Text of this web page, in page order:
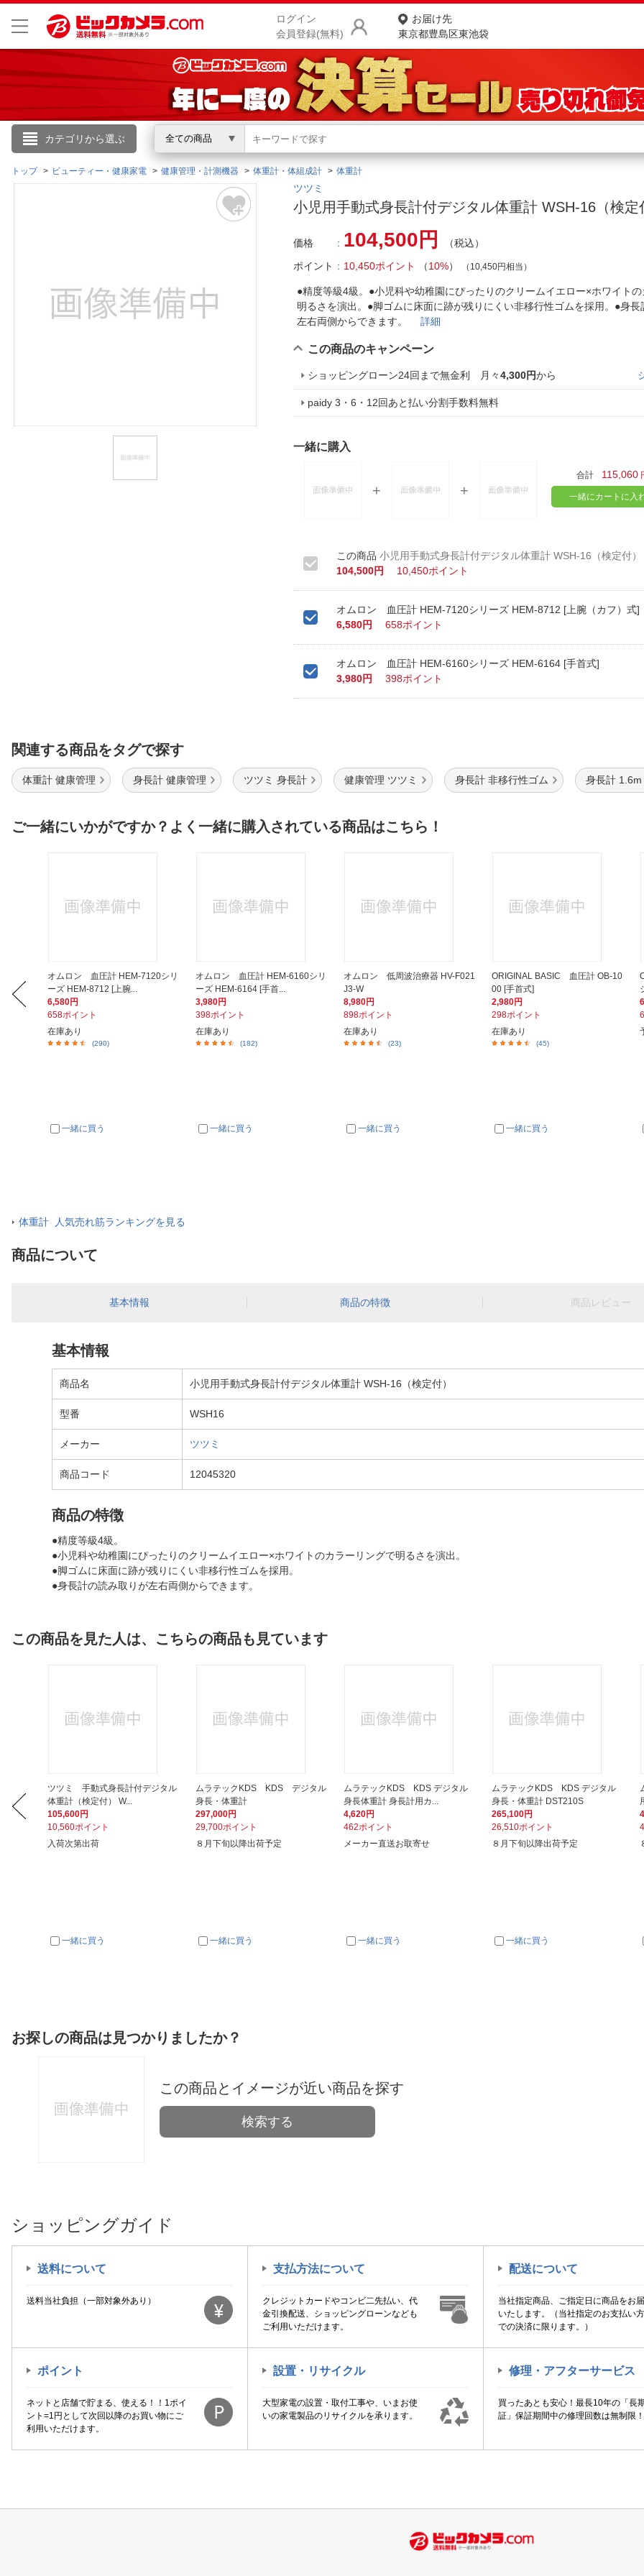
ログイン
会員登録(無料)
お届け先
東京都豊島区東池袋
カテゴリから選ぶ 全ての商品
こんにちは
ログイン
閲覧履歴
商品をさがす
ランキングからさがす
お客様サポート
ご利用ガイド
よくある質問・お問合せ
トップ ビューティー・健康家電 健康管理・計測機器 体重計・体組成計 体重計
ツツミ
小児用手動式身長計付デジタル体重計 WSH-16（検定
価格 104,500円
（税込）
ポイント
10,450ポイント （10%） （10,450円相当）
●精度等級4級。●小児科や幼稚園にぴったりのクリームイエロー×ホワイト
明るさを演出。●脚ゴムに床面に跡が残りにくい非移行性ゴムを採用。●身長
左右両側からできます。詳細
この商品のキャンペーン
ショッピングローン24回まで無金利 月々4,300円から
paidy 3・6・12回あと払い分割手数料無料
一緒に購入
合計 115,060
一緒にカートに入
小児用手動式身長計付デジタル体重計 WSH-16（検定付）
104,500円
10,450ポイント
オムロン 血圧計 HEM-7120シリーズ HEM-8712 [上腕（カフ）式]
6,580円
658ポイント
オムロン 血圧計 HEM-6160シリーズ HEM-6164 [手首式]
3,980円
398ポイント
関連する商品をタグで探す
体重計 健康管理 身長計 健康管理 ツツミ 身長計 健康管理 ツツミ 身長計 非移行性ゴム 身長計 1.6m
ご一緒にいかがですか？よく一緒に購入されている商品はこちら！
オムロン 血圧計 HEM-7120シリ
ーズ HEM-8712 [上腕...
6,580円
658ポイント
在庫あり
(290)
一緒に買う
オムロン 血圧計 HEM-6160シリ
ーズ HEM-6164 [手首...
3,980円
398ポイント
在庫あり
(182)
一緒に買う
オムロン 低周波治療器 HV-F021
J3-W
8,980円
898ポイント
在庫あり
(23)
一緒に買う
ORIGINAL BASIC 血圧計 OB-10
00 [手首式]
2,980円
298ポイント
在庫あり
(45)
一緒に買う
体重計 人気売れ筋ランキングを見る
商品について
基本情報 商品の特徴 商品レビュー
基本情報
商品名 小児用手動式身長計付デジタル体重計 WSH-16（検定付）
型番 WSH16
メーカー ツツミ
商品コード 12045320
商品の特徴
●精度等級4級。
●小児科や幼稚園にぴったりのクリームイエロー×ホワイトのカラーリングで明るさを演出。
●脚ゴムに床面に跡が残りにくい非移行性ゴムを採用。
●身長計の読み取りが左右両側からできます。
この商品を見た人は、こちらの商品も見ています
ツツミ 手動式身長計付デジタル
体重計（検定付） W...
105,600円
10,560ポイント
入荷次第出荷
一緒に買う
ムラテックKDS KDS デジタル
身長・体重計
297,000円
29,700ポイント
８月下旬以降出荷予定
一緒に買う
ムラテックKDS KDS デジタル
身長体重計 身長計用カ...
4,620円
462ポイント
メーカー直送お取寄せ
一緒に買う
ムラテックKDS KDS デジタル
身長・体重計 DST210S
265,100円
26,510ポイント
８月下旬以降出荷予定
一緒に買う
お探しの商品は見つかりましたか？
この商品とイメージが近い商品を探す
検索する
ショッピングガイド
送料について
送料当社負担（一部対象外あり）
支払方法について
クレジットカードやコンビ二先払い、代
金引換配送、ショッピングローンなども
ご利用いただけます。
配送について
当社指定商品、ご指定日に商品をお
いたします。（当社指定のお支払い
での決済に限ります。）
ポイント
ネットと店舗で貯まる、使える！！1ポイ
ント=1円として次回以降のお買い物にご
利用いただけます。
設置・リサイクル
大型家電の設置・取付工事や、いまお使
いの家電製品のリサイクルを承ります。
修理・アフターサービス
買ったあとも安心！最長10年の「長
証」保証期間中の修理回数は無制限！